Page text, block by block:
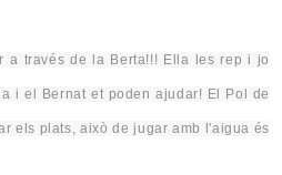
a través de la Berta!!! Ella les rep i jo
i el Bernat et poden ajudar! El Pol de
els plats, això de jugar amb l'aigua és